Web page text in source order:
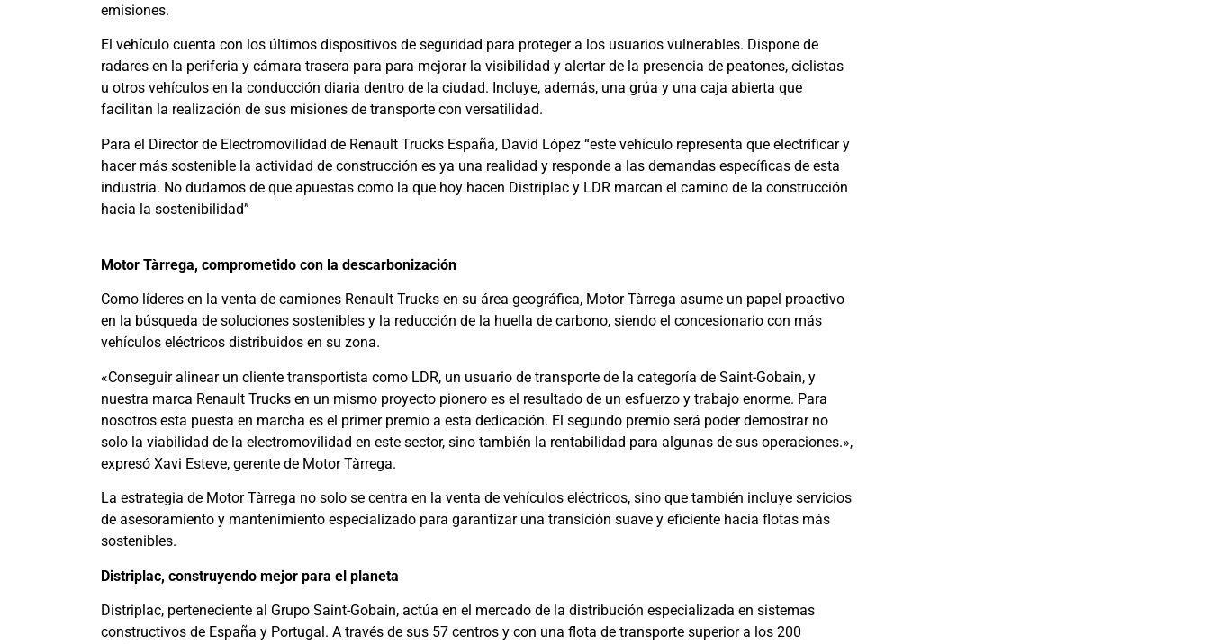
emisiones.
El vehículo cuenta con los últimos dispositivos de seguridad para proteger a los usuarios vulnerables. Dispone de
radares en la periferia y cámara trasera para para mejorar la visibilidad y alertar de la presencia de peatones, ciclistas
u otros vehículos en la conducción diaria dentro de la ciudad. Incluye, además, una grúa y una caja abierta que
facilitan la realización de sus misiones de transporte con versatilidad.
Para el Director de Electromovilidad de Renault Trucks España, David López “este vehículo representa que electrificar y
hacer más sostenible la actividad de construcción es ya una realidad y responde a las demandas específicas de esta
industria. No dudamos de que apuestas como la que hoy hacen Distriplac y LDR marcan el camino de la construcción
hacia la sostenibilidad”
Motor Tàrrega, comprometido con la descarbonización
Como líderes en la venta de camiones Renault Trucks en su área geográfica, Motor Tàrrega asume un papel proactivo
en la búsqueda de soluciones sostenibles y la reducción de la huella de carbono, siendo el concesionario con más
vehículos eléctricos distribuidos en su zona.
«Conseguir alinear un cliente transportista como LDR, un usuario de transporte de la categoría de Saint-Gobain, y
nuestra marca Renault Trucks en un mismo proyecto pionero es el resultado de un esfuerzo y trabajo enorme. Para
nosotros esta puesta en marcha es el primer premio a esta dedicación. El segundo premio será poder demostrar no
solo la viabilidad de la electromovilidad en este sector, sino también la rentabilidad para algunas de sus operaciones.»,
expresó Xavi Esteve, gerente de Motor Tàrrega.
La estrategia de Motor Tàrrega no solo se centra en la venta de vehículos eléctricos, sino que también incluye servicios
de asesoramiento y mantenimiento especializado para garantizar una transición suave y eficiente hacia flotas más
sostenibles.
Distriplac, construyendo mejor para el planeta
Distriplac, perteneciente al Grupo Saint-Gobain, actúa en el mercado de la distribución especializada en sistemas
constructivos de España y Portugal. A través de sus 57 centros y con una flota de transporte superior a los 200